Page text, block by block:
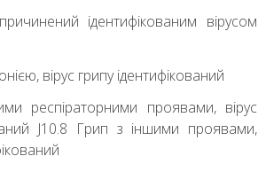
ідентифікованим вірусом
вірус грипу ідентифікований
респіраторними проявами, вірус
J10.8 Грип з іншими проявами,